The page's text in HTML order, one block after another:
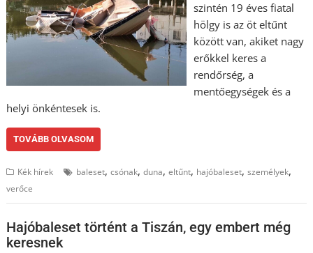
szintén 19 éves fiatal
hölgy is az öt eltűnt
között van, akiket nagy
erőkkel keres a
rendőrség, a
mentőegységek és a
helyi önkéntesek is.
TOVÁBB OLVASOM
Kék hírek baleset,csónak,duna,eltűnt, hajóbaleset,személyek,
verőce
Hajóbaleset történt a Tiszán, egy embert még
keresnek